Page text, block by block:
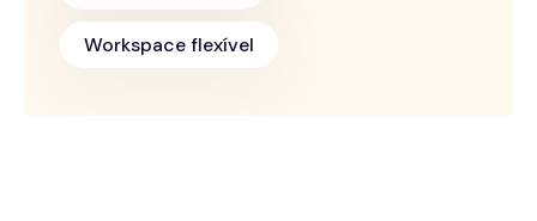
Workspace flexível